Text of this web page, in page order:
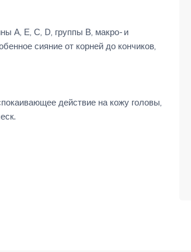
А, Е, С, D, группы В, макро- и
сияние от корней до кончиков,
действие на кожу головы,